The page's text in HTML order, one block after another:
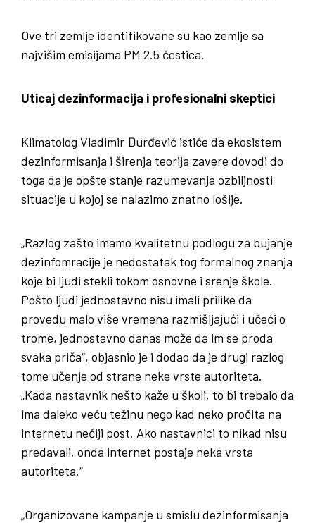
Ove tri zemlje identifikovane su kao zemlje sa
najvišim emisijama PM 2.5 čestica.
Uticaj dezinformacija i profesionalni skeptici
Klimatolog Vladimir Đurđević ističe da ekosistem
dezinformisanja i širenja teorija zavere dovodi do
toga da je opšte stanje razumevanja ozbiljnosti
situacije u kojoj se nalazimo znatno lošije.
„Razlog zašto imamo kvalitetnu podlogu za bujanje
dezinfomracije je nedostatak tog formalnog znanja
koje bi ljudi stekli tokom osnovne i srenje škole.
Pošto ljudi jednostavno nisu imali prilike da
provedu malo više vremena razmišljajući i učeći o
trome, jednostavno danas može da im se proda
svaka priča“, objasnio je i dodao da je drugi razlog
tome učenje od strane neke vrste autoriteta.
„Kada nastavnik nešto kaže u školi, to bi trebalo da
ima daleko veću težinu nego kad neko pročita na
internetu nečiji post. Ako nastavnici to nikad nisu
predavali, onda internet postaje neka vrsta
autoriteta.“
„Organizovane kampanje u smislu dezinformisanja